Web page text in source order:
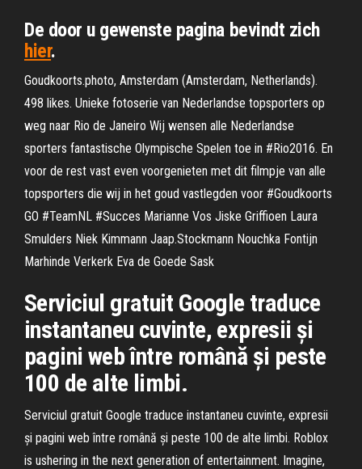
De door u gewenste pagina bevindt zich
hier.
Goudkoorts.photo, Amsterdam (Amsterdam, Netherlands).
498 likes. Unieke fotoserie van Nederlandse topsporters op
weg naar Rio de Janeiro Wij wensen alle Nederlandse
sporters fantastische Olympische Spelen toe in #Rio2016. En
voor de rest vast even voorgenieten met dit filmpje van alle
topsporters die wij in het goud vastlegden voor #Goudkoorts
GO #TeamNL #Succes Marianne Vos Jiske Griffioen Laura
Smulders Niek Kimmann Jaap.Stockmann Nouchka Fontijn
Marhinde Verkerk Eva de Goede Sask
Serviciul gratuit Google traduce
instantaneu cuvinte, expresii și
pagini web între română și peste
100 de alte limbi.
Serviciul gratuit Google traduce instantaneu cuvinte, expresii
și pagini web între română și peste 100 de alte limbi. Roblox
is ushering in the next generation of entertainment. Imagine,